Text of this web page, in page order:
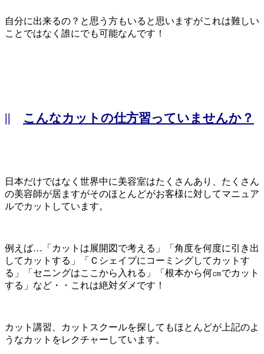
自分に出来るの？と思う方もいると思いますがこれは難しい
ことではなく誰にでも可能なんです！
|| こんなカットの仕方習っていませんか？
日本だけではなく世界中に美容室はたくさんあり、たくさん
の美容師が居ますがそのほとんどがお客様に対してマニュア
ルでカットしています。
例えば…「カットは展開図で考える」「角度を何度に引き出
してカットする」「Ｃシェイプにコーミングしてカットす
る」「セニングはここから入れる」「根本から何㎝でカット
する」など・・これは絶対ダメです！
カット講習、カットスクールを探してもほとんどが上記のよ
うなカットをレクチャーしています。